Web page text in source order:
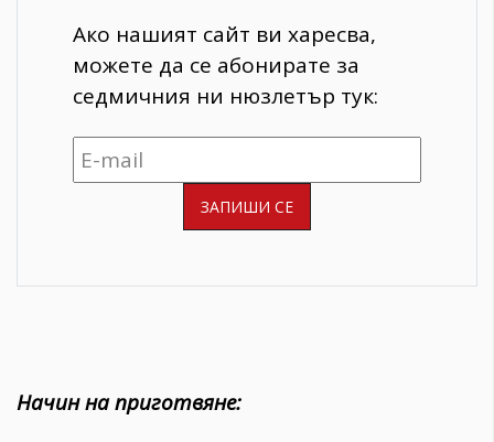
Ако нашият сайт ви харесва,
можете да се абонирате за
седмичния ни нюзлетър тук:
Начин на приготвяне: